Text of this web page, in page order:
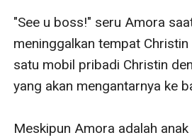
"See u boss!" seru Amora
meninggalkan tempat
satu mobil pribadi Christin
yang akan mengantarnya ke
Meskipun Amora adalah